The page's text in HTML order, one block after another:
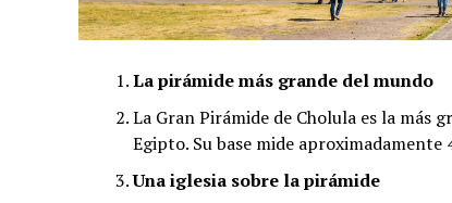
La pirámide más grande del mundo
La Gran Pirámide de Cholula es la más
Egipto. Su base mide
Una iglesia sobre la pirámide